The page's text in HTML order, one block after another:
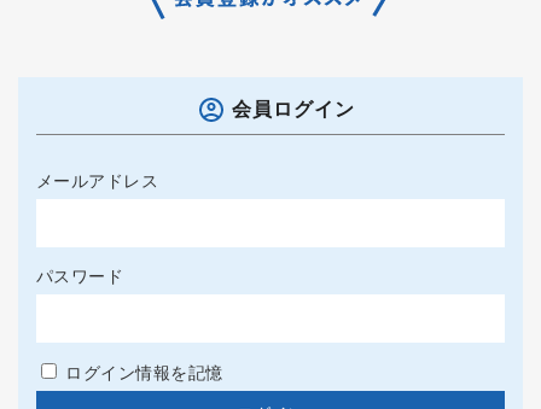
会員ログイン
メールアドレス
パスワード
ログイン情報を記憶